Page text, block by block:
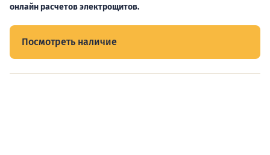
онлайн расчетов электрощитов.
Посмотреть наличие